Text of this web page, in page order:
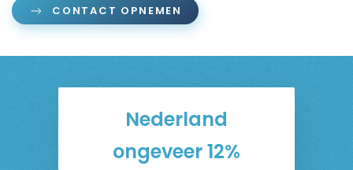
CONTACT OPNEMEN
Nederland
ongeveer 12%